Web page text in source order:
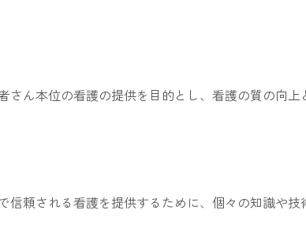
さん本位の看護の提供を目的とし、看護の質の向上
信頼される看護を提供するために、個々の知識や技